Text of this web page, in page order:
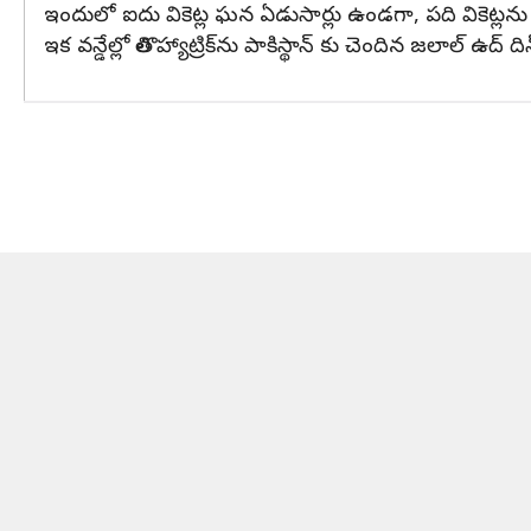
ఇందులో ఐదు వికెట్ల ఘన ఏడుసార్లు ఉండగా, పది
ఇక వన్డేల్లో తొలి హ్యాట్రిక్‌ను పాకిస్థాన్ కు చెందిన జలాల్